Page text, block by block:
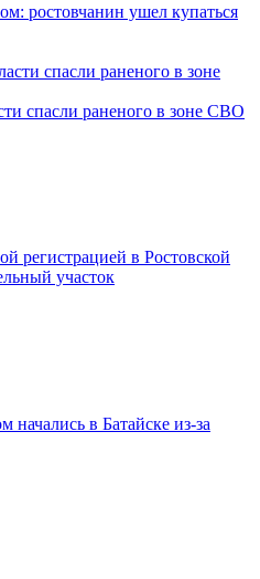
ростовчанин ушел купаться
спасли раненого в зоне СВО
регистрацией в Ростовской
участок
начались в Батайске из-за